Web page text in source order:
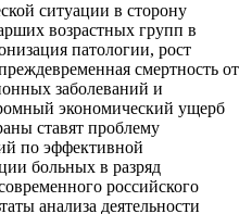
ситуации в сторону
возрастных групп в
патологии, рост
смертность от
заболеваний и
экономический ущерб
ставят проблему
по эффективной
больных в разряд
российского
анализа деятельности